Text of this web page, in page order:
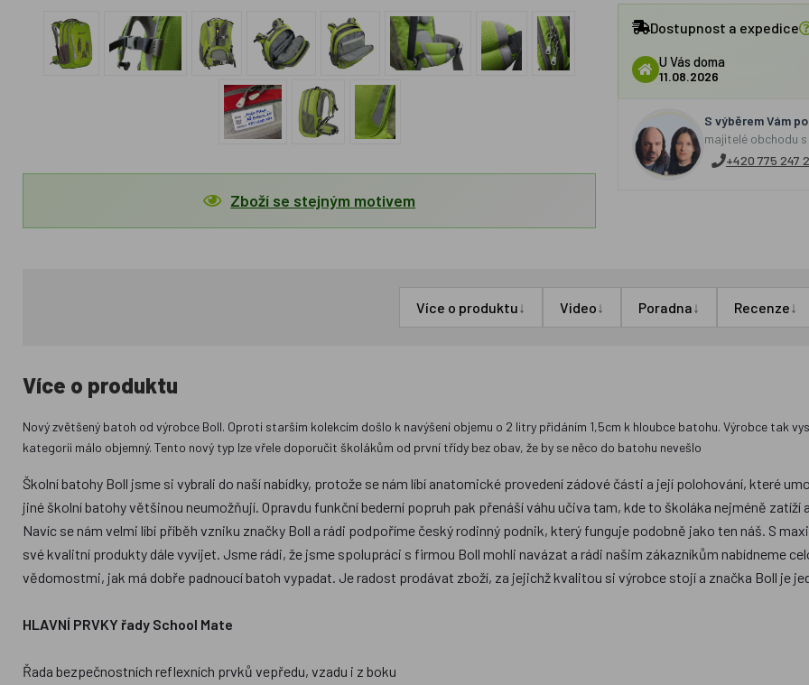
Zboží se stejným motivem
Dostupnost a expedice
U Vás doma
11.08.2026
S výběrem Vám
majitelé obchodu
+420 775 247
Více o produktu↓ Video↓ Poradna↓ Recenze↓
Více o produktu
Nový zvětšený batoh od výrobce Boll. Oproti starším kolekcím došlo k navýšení objemu o 2 litry přidáním 1,5cm k hloubce batohu. Výrobce tak
kategorii málo objemný. Tento nový typ lze vřele doporučit školákům od první třídy bez obav, že by se něco do batohu nevešlo
Školní batohy Boll jsme si vybrali do naší nabídky, protože se nám líbí anatomické provedení zádové části a její polohování, které
jiné školní batohy většinou neumožňují. Opravdu funkční bederní popruh pak přenáší váhu učiva tam, kde to školáka nejméně
Navíc se nám velmi líbí příběh vzniku značky Boll a rádi podpoříme český rodinný podnik, který funguje podobně jako ten náš. S
své kvalitní produkty dále vyvíjet. Jsme rádi, že jsme spolupráci s firmou Boll mohli navázat a rádi našim zákazníkům nabídneme
vědomostmi, jak má dobře padnoucí batoh vypadat. Je radost prodávat zboží, za jejichž kvalitou si výrobce stojí a značka Boll je
HLAVNÍ PRVKY řady School Mate
Řada bezpečnostních reflexních prvků vepředu, vzadu i z boku